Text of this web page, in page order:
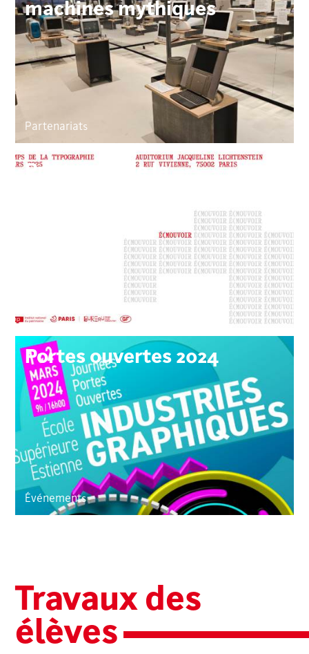
machines mythiques
Partenariats
Printemps de la
Portes ouvertes 2024
Événements
Travaux des
élèves